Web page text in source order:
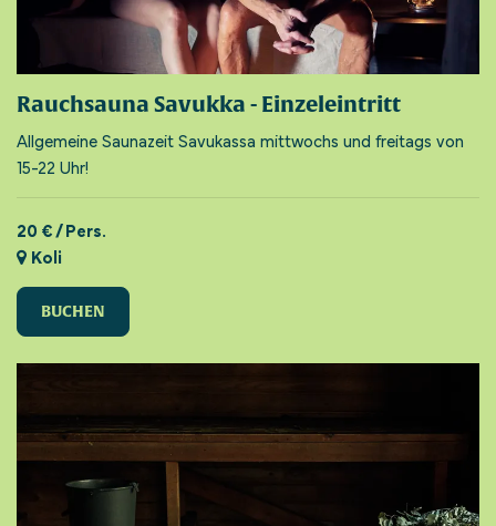
Rauchsauna Savukka - Einzeleintritt
Allgemeine Saunazeit Savukassa mittwochs und freitags von
15-22 Uhr!
20 € / Pers.
Koli
BUCHEN